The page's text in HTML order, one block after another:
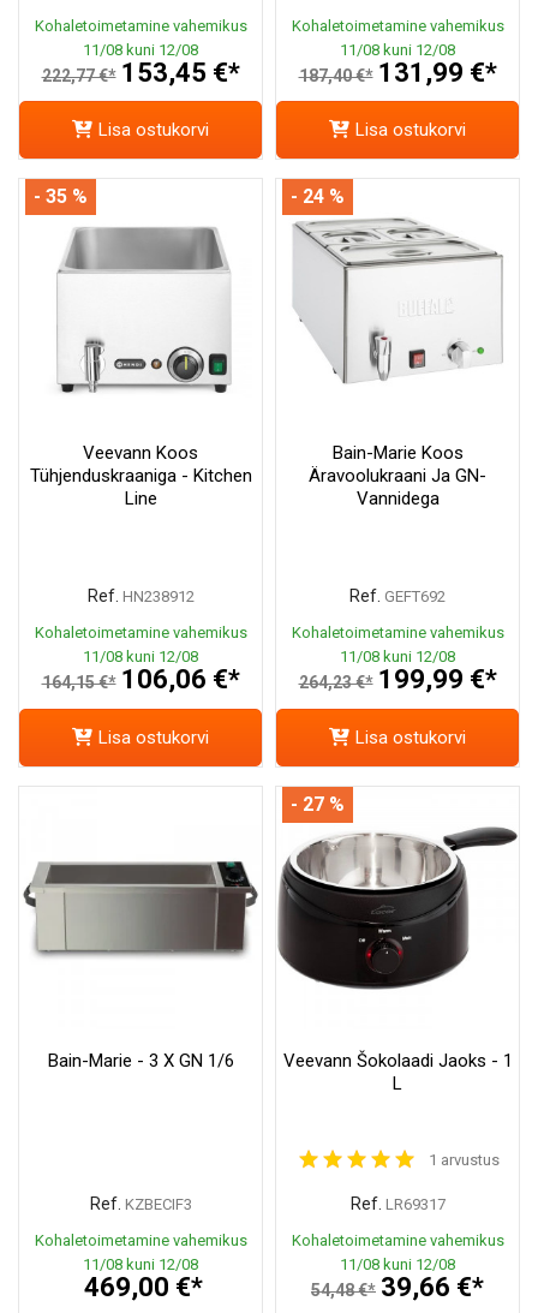
Kohaletoimetamine vahemikus
11/08 kuni 12/08
222,77 €* 153,45 €*
Lisa ostukorvi
Kohaletoimetamine vahemikus
11/08 kuni 12/08
187,40 €* 131,99 €*
Lisa ostukorvi
Veevann Koos
Tühjenduskraaniga - Kitchen
Line
Ref. HN238912
Kohaletoimetamine vahemikus
11/08 kuni 12/08
164,15 €* 106,06 €*
- 35 %
Lisa ostukorvi
Bain-Marie Koos
Äravoolukraani Ja GN-
Vannidega
Ref. GEFT692
Kohaletoimetamine vahemikus
11/08 kuni 12/08
264,23 €* 199,99 €*
- 24 %
Lisa ostukorvi
Bain-Marie - 3 X GN 1/6
Ref. KZBECIF3
Kohaletoimetamine vahemikus
11/08 kuni 12/08
469,00 €*
Veevann Šokolaadi Jaoks - 1
L
1 arvustus
Ref. LR69317
Kohaletoimetamine vahemikus
11/08 kuni 12/08
54,48 €* 39,66 €*
- 27 %